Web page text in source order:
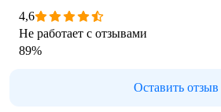
4,6
Не работает с отзывами
89%
Оставить отзыв